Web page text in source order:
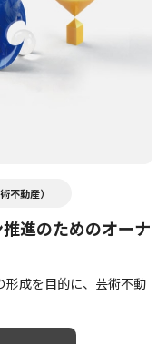
不動産）
進のためのオーナ
形成を目的に、芸術不動